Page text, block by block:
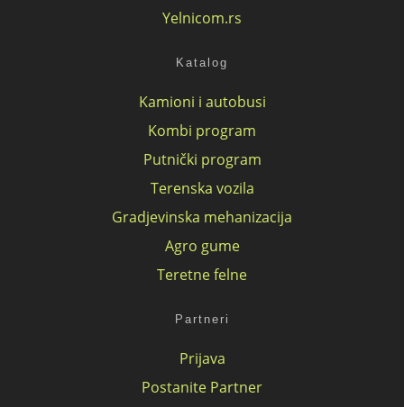
Yelnicom.rs
Katalog
Kamioni i autobusi
Kombi program
Putnički program
Terenska vozila
Gradjevinska mehanizacija
Agro gume
Teretne felne
Partneri
Prijava
Postanite Partner